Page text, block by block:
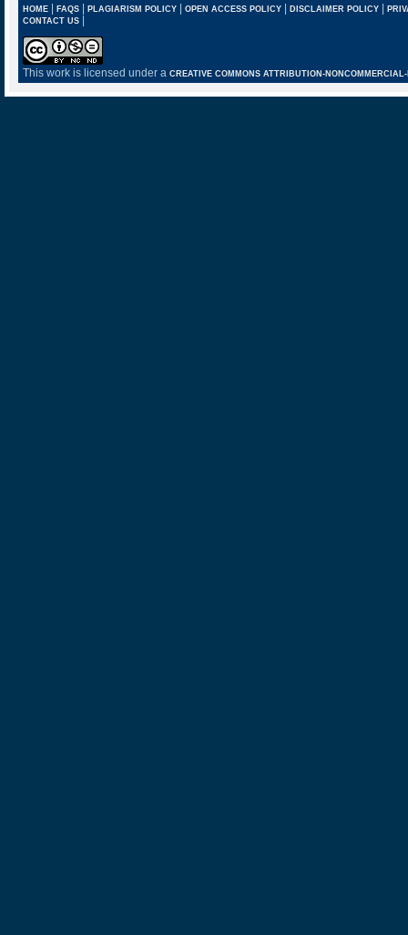
HOME| FAQS| PLAGIARISM POLICY| OPEN ACCESS POLICY| DISCLAIMER POLICY |
CONTACT US |
This work is licensed under a CREATIVE COMMONS ATTRIBUTION-